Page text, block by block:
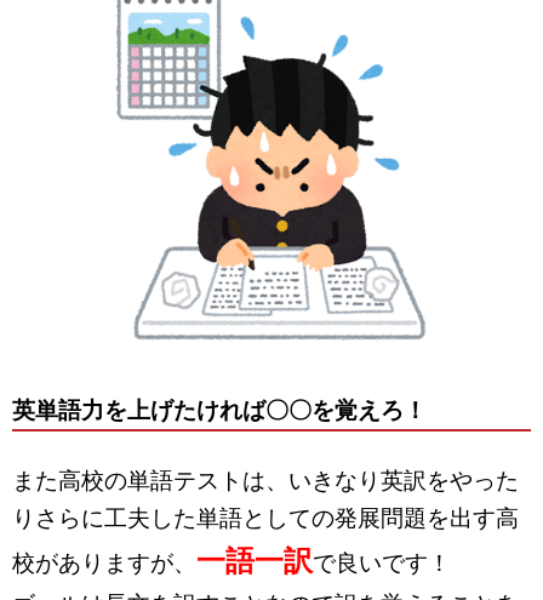
英単語力を上げたければ〇〇を覚えろ！
また高校の単語テストは、いきなり英訳をやった
りさらに工夫した単語としての発展問題を出す高
校がありますが、 一語一訳で良いです！